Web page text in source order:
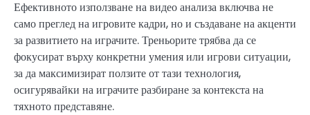
Ефективното използване на видео анализа включва не
само преглед на игровите кадри, но и създаване на акценти
за развитието на играчите. Треньорите трябва да се
фокусират върху конкретни умения или игрови ситуации,
за да максимизират ползите от тази технология,
осигурявайки на играчите разбиране за контекста на
тяхното представяне.